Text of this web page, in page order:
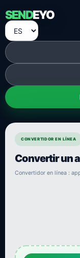
SENDEYO
CONVERTIDOR EN LÍNEA
Convertir un
Convertidor en línea :